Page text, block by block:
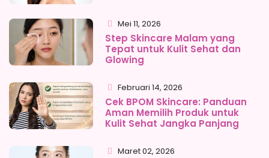
Mei 11, 2026
Step Skincare Malam yang
Tepat untuk Kulit Sehat dan
Glowing
Februari 14, 2026
Cek BPOM Skincare: Panduan
Aman Memilih Produk untuk
Kulit Sehat Jangka Panjang
Maret 02, 2026